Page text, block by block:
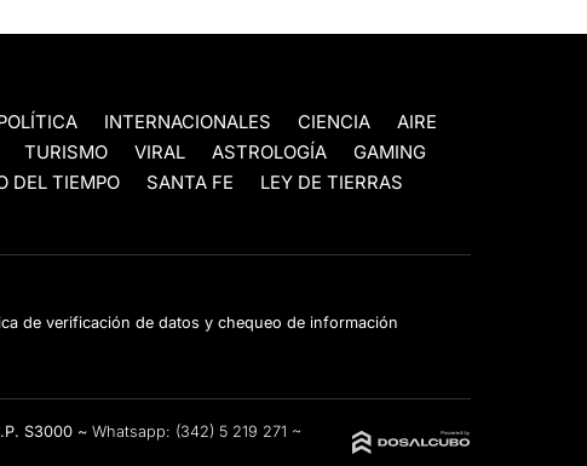
INTERNACIONALES CIENCIA
AIRE
TURISMO VIRAL ASTROLOGÍA
GAMING
DEL TIEMPO SANTA FE
LEY DE TIERRAS
de verificación de datos y chequeo de información
S3000 ~ Whatsapp: (342) 5 219 271 ~